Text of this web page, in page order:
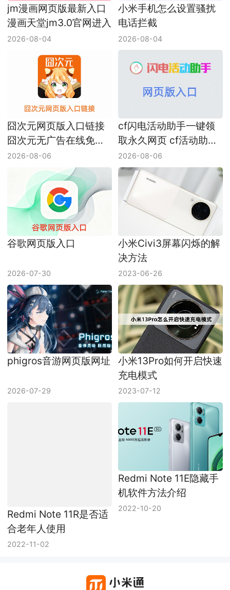
jm漫画网页版最新入口
漫画天堂jm3.0官网进入
2026-08-04
小米手机怎么设置骚扰
电话拦截
2026-08-04
囧次元网页版入口链接
囧次元无广告在线免费
看网址
2026-08-06
cf闪电活动助手一键领
取永久网页 cf活动助手
网页版入口
2026-08-06
谷歌网页版入口
2026-07-30
小米Civi3屏幕闪烁的解
决方法
2023-06-26
phigros音游网页版网址
2026-07-29
小米13Pro如何开启快速
充电模式
2023-07-12
2022-11-02
Redmi Note 11E隐藏手
机软件方法介绍
2022-10-20
Copyright © xiaomitong123.com All Rights Reserved
苏ICP备18005641号